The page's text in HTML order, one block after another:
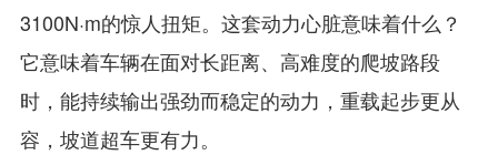
3100N·m的惊人扭矩。这套动力心脏意味着什么？
它意味着车辆在面对长距离、高难度的爬坡路段
时，能持续输出强劲而稳定的动力，重载起步更从
容，坡道超车更有力。